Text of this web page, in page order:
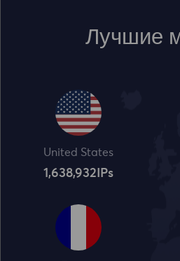
Лучшие
United States
1,638,932 IPs